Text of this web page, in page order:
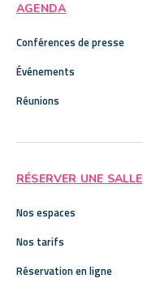
AGENDA
Conférences de presse
Événements
Réunions
RÉSERVER UNE SALLE
Nos espaces
Nos tarifs
Réservation en ligne